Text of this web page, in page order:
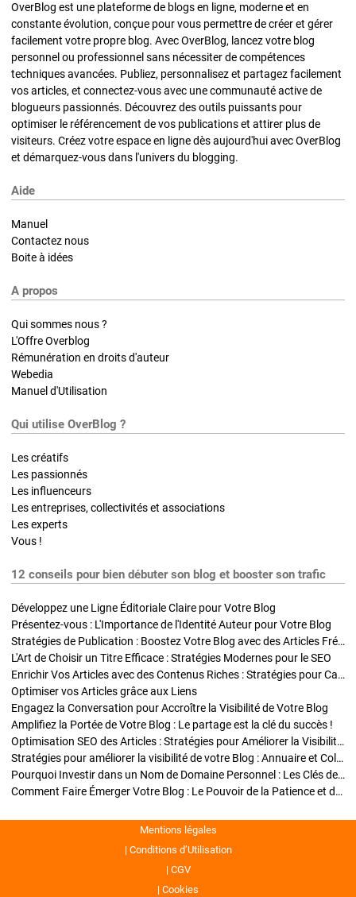
OverBlog est une plateforme de blogs en ligne, moderne et en
constante évolution, conçue pour vous permettre de créer et gérer
facilement votre propre blog. Avec OverBlog, lancez votre blog
personnel ou professionnel sans nécessiter de compétences
techniques avancées. Publiez, personnalisez et partagez facilement
vos articles, et connectez-vous avec une communauté active de
blogueurs passionnés. Découvrez des outils puissants pour
optimiser le référencement de vos publications et attirer plus de
visiteurs. Créez votre espace en ligne dès aujourd'hui avec OverBlog
et démarquez-vous dans l'univers du blogging.
Aide
Manuel
Contactez nous
Boite à idées
A propos
Qui sommes nous ?
L'Offre Overblog
Rémunération en droits d'auteur
Webedia
Manuel d'Utilisation
Qui utilise OverBlog ?
Les créatifs
Les passionnés
Les influenceurs
Les entreprises, collectivités et associations
Les experts
Vous !
12 conseils pour bien débuter son blog et booster son trafic
Développez une Ligne Éditoriale Claire pour Votre Blog
Présentez-vous : L'Importance de l'Identité Auteur pour Votre Blog
Stratégies de Publication : Boostez Votre Blog avec des Articles Fréquents et Exclusifs
L'Art de Choisir un Titre Efficace : Stratégies Modernes pour le SEO
Enrichir Vos Articles avec des Contenus Riches : Stratégies pour Captiver et Optimiser
Optimiser vos Articles grâce aux Liens
Engagez la Conversation pour Accroître la Visibilité de Votre Blog
Amplifiez la Portée de Votre Blog : Le partage est la clé du succès !
Optimisation SEO des Articles : Stratégies pour Améliorer la Visibilité de Votre Blog
Stratégies pour améliorer la visibilité de votre Blog : Annuaire et Collaborations
Pourquoi Investir dans un Nom de Domaine Personnel : Les Clés de la Réussite de Votre Blog
Comment Faire Émerger Votre Blog : Le Pouvoir de la Patience et de la Persévérance
Mentions légales
Conditions d’Utilisation
CGV
Cookies